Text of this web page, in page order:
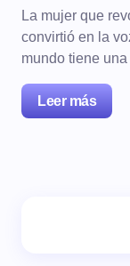
La mujer que
convirtió en la
mundo tiene
Leer más